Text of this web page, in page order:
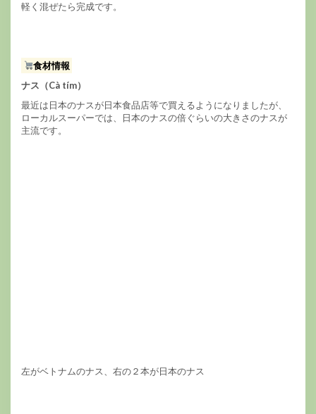
軽く混ぜたら完成です。
食材情報
ナス（Cà tím）
最近は日本のナスが日本食品店等で買えるようになりましたが、
ローカルスーパーでは、日本のナスの倍ぐらいの大きさのナスが
主流です。
左がベトナムのナス、右の２本が日本のナス